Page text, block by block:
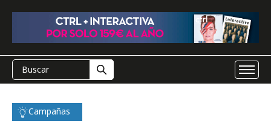
Campañas